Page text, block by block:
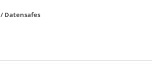
Datensafes